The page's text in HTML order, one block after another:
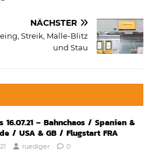
NÄCHSTER
Streik, Malle-Blitz
und Stau
16.07.21 – Bahnchaos / Spanien &
/ USA & GB / Flugstart FRA
ruediger 0